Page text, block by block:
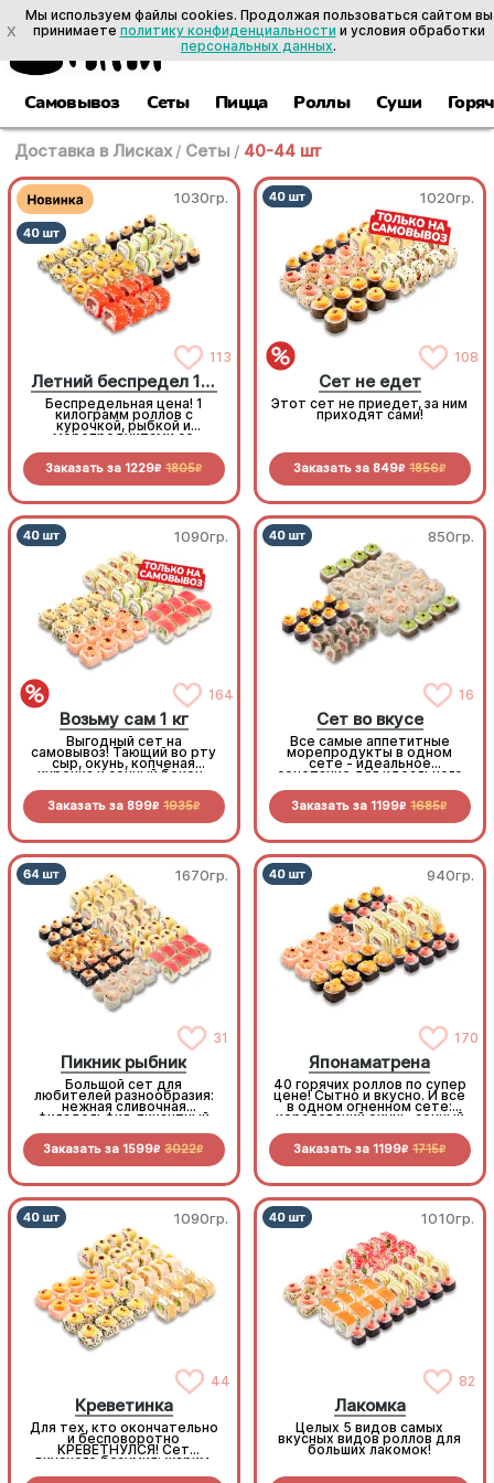
Самовывоз Сеты Пицца Роллы Суши
Доставка в Лисках / Сеты / 40-44 шт
1030гр.
113
Летний беспредел 1 кг
Беспредельная цена! 1
килограмм роллов с
курочкой, рыбкой и
морепродуктами со
вас!
Заказать за 1229R 1805R
1020гр.
108
Сет не едет
Этот сет не приедет, за ним
приходят сами!
Заказать за 849R 1856R
1090гр.
164
Возьму сам 1 кг
Выгодный сет на
самовывоз! Тающий во рту
сыр, окунь, копченая
курочка и сочный бекон-
Заказать за 899R 1935R
850гр.
16
Сет во вкусе
Все самые аппетитные
морепродукты в одном
сете - идеальное
сочетание для идеального
Заказать за 1199R 1685R
1670гр.
31
Пикник рыбник
Большой сет для
любителей разнообразия:
нежная сливочная
филадельфия, пикантный
сытные мидии - лучшие
роллы на любой вкус!
Заказать за 1599R 3022R
940гр.
170
Японаматрена
40 горячих роллов по супер
цене! Сытно и вкусно. И все
в одном огненном сете:
королевский окунь, сочный
нежный краб, хрустящие
овощи. Максимум вкуса,
Заказать за 1199R 1715R
1090гр.
44
Креветинка
Для тех, кто окончательно
и бесповоротно
КРЕВЕТНУЛСЯ! Сет
вкусного безумия: жарим,
1010гр.
82
Лакомка
Целых 5 видов самых
вкусных видов роллов для
больших лакомок!
X
Мы используем файлы cookies. Продолжая пользоваться сайтом вы
принимаете политику конфиденциальности и условия обработки
персональных данных.